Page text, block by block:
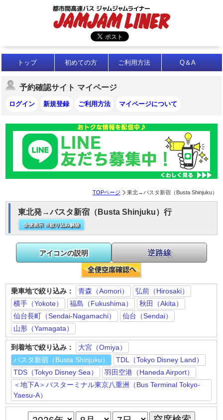
トップ 初めての方 ご利用方法 Q＆A
予約確認サイト マイページ
ログイン 新規登録 ご利用方法 マイページについて
TOPページ 東北→バスタ新宿（Busta Shinjuku）
東北発→バスタ新宿（Busta Shinjuku）行
全便表示 ※絞り込み解除
乗車地で絞り込み： 青森（Aomori）
弘前（Hirosaki）
横手（Yokote）
福島（Fukushima）
秋田（Akita）
仙台長町（Sendai-Nagamachi）
仙台（Sendai）
山形（Yamagata）
到着地で絞り込み：
大宮（Omiya）
バスタ新宿（Busta Shinjuku）
TDL（Tokyo Disney Land）
TDS（Tokyo Disney Sea）
羽田空港（Haneda Airport）
＜地下A＞バスターミナル東京八重洲（Bus Terminal Tokyo-
Yaesu-A）
アイコンの説明 逆路線